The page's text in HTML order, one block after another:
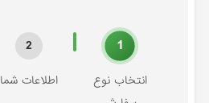
1
انتخاب نوع
2
اطلاعات شما